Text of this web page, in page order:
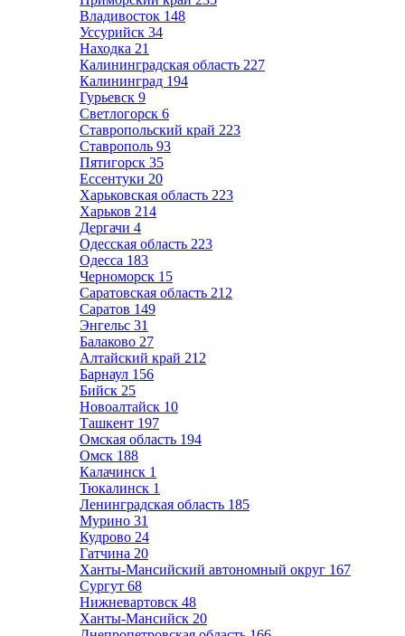
Владивосток 148
Уссурийск 34
Находка 21
Калининградская область 227
Калининград 194
Гурьевск 9
Светлогорск 6
Ставропольский край 223
Ставрополь 93
Пятигорск 35
Ессентуки 20
Харьковская область 223
Харьков 214
Дергачи 4
Одесская область 223
Одесса 183
Черноморск 15
Саратовская область 212
Саратов 149
Энгельс 31
Балаково 27
Алтайский край 212
Барнаул 156
Бийск 25
Новоалтайск 10
Ташкент 197
Омская область 194
Омск 188
Калачинск 1
Тюкалинск 1
Ленинградская область 185
Мурино 31
Кудрово 24
Гатчина 20
Ханты-Мансийский автономный округ 167
Сургут 68
Нижневартовск 48
Ханты-Мансийск 20